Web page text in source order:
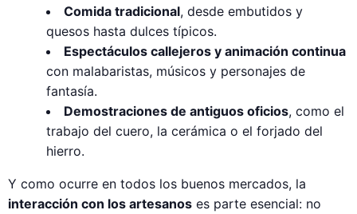
Comida tradicional, desde embutidos y
quesos hasta dulces típicos.
Espectáculos callejeros y animación continua
con malabaristas, músicos y personajes de
fantasía.
Demostraciones de antiguos oficios, como el
trabajo del cuero, la cerámica o el forjado del
hierro.
Y como ocurre en todos los buenos mercados, la
interacción con los artesanos es parte esencial: no